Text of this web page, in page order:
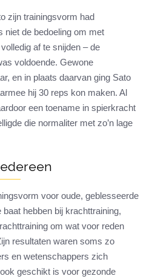
zijn trainingsvorm had
niet de bedoeling om met
af te snijden – de
voldoende. Gewone
en in plaats daarvan ging Sato
hij 30 reps kon maken. Al
een toename in spierkracht
die normaliter met zo’n lage
voor oude, geblesseerde
hebben bij krachttraining,
om wat voor reden
resultaten waren soms zo
en wetenschappers zich
geschikt is voor gezonde